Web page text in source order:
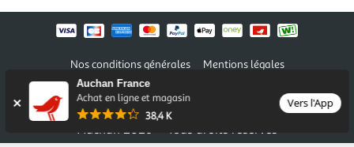
Auchan France
Achat en ligne et magasin
38,4 K
Vers l'App
Nos conditions générales
Mentions légales
Conditions des offres et promotions
Politique de confidentialité
Informations légales marketplace
Auchan 2026 © Tous droits réservés